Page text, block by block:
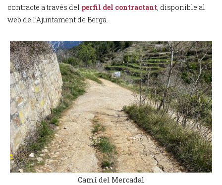
contracte a través del perfil del contractant, disponible al
web de l’Ajuntament de Berga.
Camí del Mercadal